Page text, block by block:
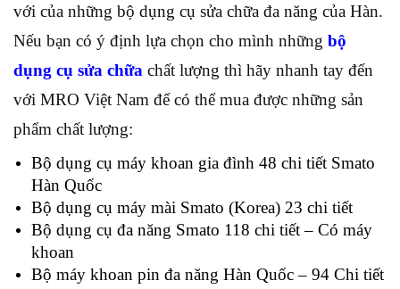
với của những bộ dụng cụ sửa chữa đa năng của Hàn.
Nếu bạn có ý định lựa chọn cho mình những bộ
dụng cụ sửa chữa chất lượng thì hãy nhanh tay đến
với MRO Việt Nam để có thể mua được những sản
phẩm chất lượng:
Bộ dụng cụ máy khoan gia đình 48 chi tiết Smato
Hàn Quốc
Bộ dụng cụ máy mài Smato (Korea) 23 chi tiết
Bộ dụng cụ đa năng Smato 118 chi tiết – Có máy
khoan
Bộ máy khoan pin đa năng Hàn Quốc – 94 Chi tiết